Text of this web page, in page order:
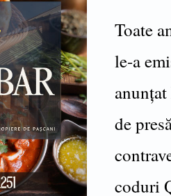
Toate
le-a
de
coduri